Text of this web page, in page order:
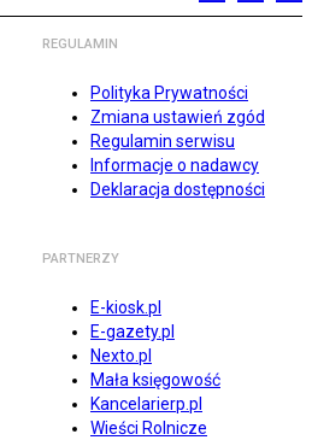
REGULAMIN
Polityka Prywatności
Zmiana ustawień zgód
Regulamin serwisu
Informacje o nadawcy
Deklaracja dostępności
PARTNERZY
E-kiosk.pl
E-gazety.pl
Nexto.pl
Mała księgowość
Kancelarierp.pl
Wieści Rolnicze